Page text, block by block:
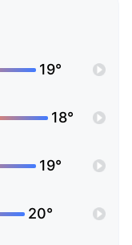
19°
18°
19°
20°